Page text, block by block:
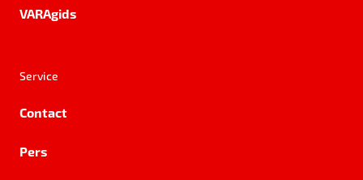
VARAgids
Service
Contact
Pers